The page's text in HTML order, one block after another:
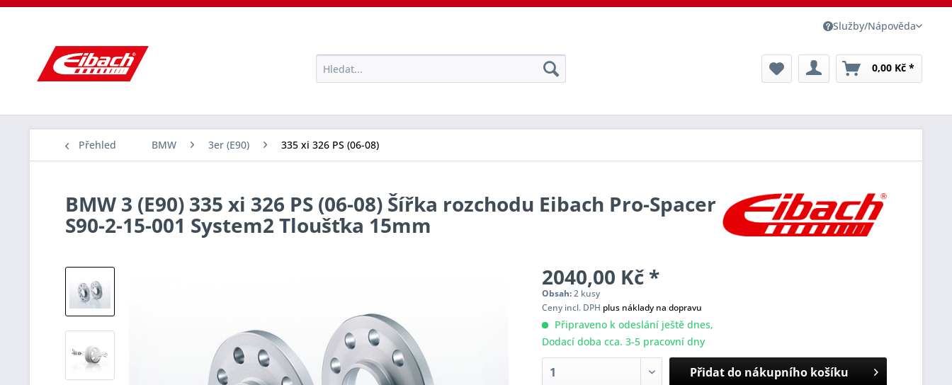
Služby/Nápověda
0,00 Kč *
Přehled BMW 3er (E90) 335 xi 326 PS (06-08)
BMW 3 (E90) 335 xi 326 PS (06-08) Šířka rozchodu Eibach Pro-Spacer
S90-2-15-001 System2 Tloušťka 15mm
2040,00 Kč *
Obsah:2 kusy
Ceny incl. DPH plus náklady na dopravu
Připraveno k odeslání ještě dnes,
Dodací doba cca. 3-5 pracovní dny
Přidat do nákupního košíku